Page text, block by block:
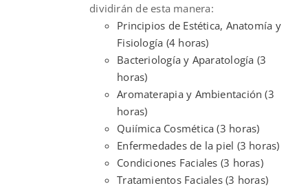
dividirán de esta manera:
Principios de Estética, Anatomía y
Fisiología (4 horas)
Bacteriología y Aparatología (3
horas)
Aromaterapia y Ambientación (3
horas)
Quiímica Cosmética (3 horas)
Enfermedades de la piel (3 horas)
Condiciones Faciales (3 horas)
Tratamientos Faciales (3 horas)